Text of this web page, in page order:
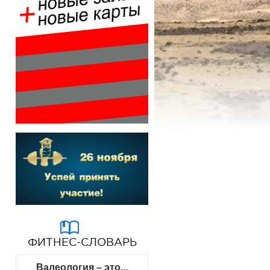
ФИТНЕС-СЛОВАРЬ
Валеология – это...